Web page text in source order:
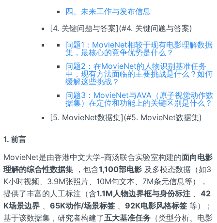
四、未来工作与发布信息
[4. 关键问题与答案](#4. 关键问题与答案)
问题1：MovieNet相较于现有电影理解数据
集，最核心的竞争优势是什么？
问题2：在MovieNet的人物识别基准任务
中，现有方法面临的主要挑战是什么？如何
缓解这些挑战？
问题3：MovieNet与AVA（原子视觉动作数
据集）在定位和功能上的关键区别是什么？
[5. MovieNet数据集](#5. MovieNet数据集)
1. 前言
MovieNet是由香港中文大学-商汤联合实验室构建的面向电影
理解的综合性数据集，包含1,100部电影及多模态数据（如3
K小时视频、3.9M张照片、10M句文本、7M条元信息等），
提供了丰富的人工标注（含1.1M人物边界框与身份标注、 42
K场景边界、 65K动作/场景标签、 92K电影风格标签等）；
基于该数据集，研究者构建了五大基准任务（类型分析、电影